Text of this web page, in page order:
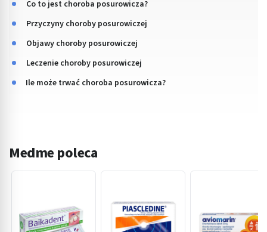
Co to jest choroba posurowicza?
Przyczyny choroby posurowiczej
Objawy choroby posurowiczej
Leczenie choroby posurowiczej
Ile może trwać choroba posurowicza?
Medme poleca